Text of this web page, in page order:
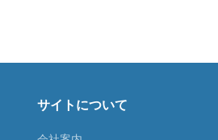
サイトについて